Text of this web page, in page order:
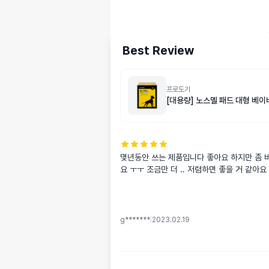
Best Review
프로도기
[대용량] 노스멜 패드 대형 베
몇년동안 쓰는 제품입니다 좋아요 하지만 좀
요 ㅜㅜ 조금만 더 .. 저렴하면 좋을 거 같아요
g******* 2023.02.19